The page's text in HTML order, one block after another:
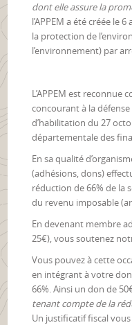
dont elle assure la
l’APPEM a été créée le
la protection de
l’environnement) par
L’APPEM est reconnue
concourant à la
d’habilitation du 27
départementale des
En sa qualité
(adhésions, dons)
réduction de 66% de la
du revenu imposable
En devenant membre
25€), vous soutenez
Vous pouvez à cette
en intégrant à votre don
66%. Ainsi un don de
tenant compte de la
Un justificatif fiscal